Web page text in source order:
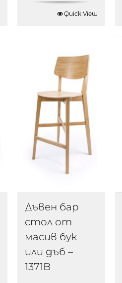
Quick View
Дъвен бар
стол от
масив бук
или дъб –
1371B